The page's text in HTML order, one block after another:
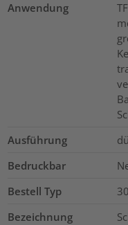
Anwendung
Ausführung
Bedruckbar
Bestell Typ
Bezeichnung